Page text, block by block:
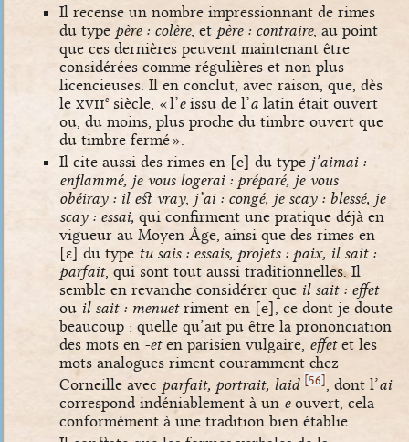
Il recense un nombre impressionnant de rimes
du type père : colère, et père : contraire, au point
que ces dernières peuvent maintenant être
considérées comme régulières et non plus
licencieuses. Il en conclut, avec raison, que, dès
le xviie siècle, « l’eissu de l’a latin était ouvert
ou, du moins, plus proche du timbre ouvert que
du timbre fermé ».
Il cite aussi des rimes en [e] du type j’aimai :
enflammé, je vous logerai : préparé, je vous
obéiray : il est vray, j’ai : congé, je scay : blessé, je
scay : essai, qui confirment une pratique déjà en
vigueur au Moyen Âge, ainsi que des rimes en
[ɛ] du type tu sais : essais, projets : paix, il sait :
parfait, qui sont tout aussi traditionnelles. Il
semble en revanche considérer que il sait : effet
ou il sait : menuetriment en [e] , ce dont je doute
beaucoup : quelle qu’ait pu être la prononciation
des mots en -eten parisien vulgaire, effetet les
mots analogues riment couramment chez
Corneille avec parfait, portrait, laid [56] , dont l’ai
correspond indéniablement à un eouvert, cela
conformément à une tradition bien établie.